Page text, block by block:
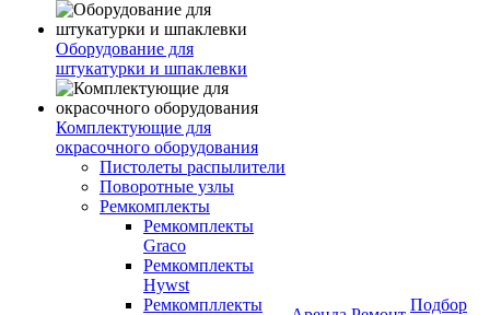
Оборудование для
штукатурки и шпаклевки
Комплектующие для
окрасочного оборудования
Пистолеты распылители
Поворотные узлы
Ремкомплекты
Ремкомплекты
Graco
Ремкомплекты
Hywst
Ремкомпллекты
Подбор